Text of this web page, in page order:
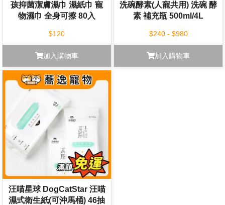
孩抑菌潔膚濕巾 濕紙巾 寵
物濕巾 全身可擦 80入
$120
加入購物車
洗碗酵素(人寵共用) 洗碗 酵
素 補充瓶 500ml/4L
$240 - $980
加入購物車
汪喵星球 DogCatStar 汪喵
濕式衛生紙(可沖馬桶) 46抽